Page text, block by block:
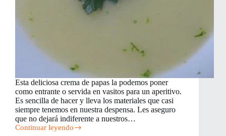
Esta deliciosa crema de papas la podemos poner
como entrante o servida en vasitos para un aperitivo.
Es sencilla de hacer y lleva los materiales que casi
siempre tenemos en nuestra despensa. Les aseguro
que no dejará indiferente a nuestros…
Continuar leyendo
Crema